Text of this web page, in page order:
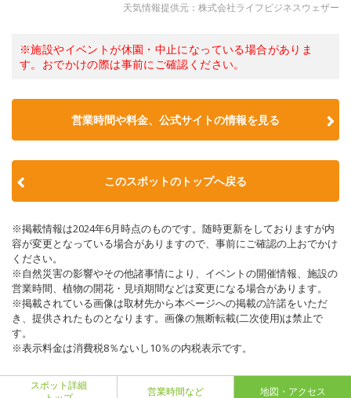
天気情報提供元：株式会社ライフビジネスウェザー
※施設やイベントが休園・中止になっている場合がありま
す。おでかけの際は事前にご確認ください。
営業時間や料金、公式サイトの情報を見る
このスポットのトップへ戻る
※掲載情報は2024年6月時点のものです。随時更新をしておりますが内
容が変更となっている場合がありますので、事前にご確認の上おでかけ
ください。
※自然災害の影響やその他諸事情により、イベントの開催情報、施設の
営業時間、植物の開花・見頃期間などは変更になる場合があります。
※掲載されている画像は取材先から本ページへの掲載の許諾をいただ
き、提供されたものとなります。画像の無断転載(二次使用)は禁止で
す。
※表示料金は消費税8％ないし10％の内税表示です。
スポット詳細
営業時間など 地図・アクセス